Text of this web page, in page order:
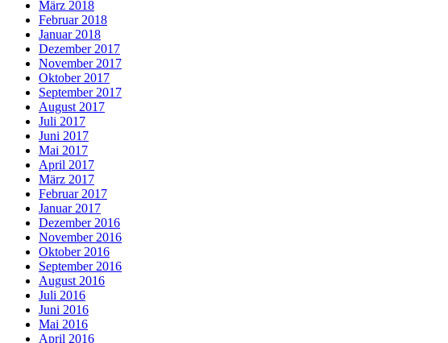
März 2018
Februar 2018
Januar 2018
Dezember 2017
November 2017
Oktober 2017
September 2017
August 2017
Juli 2017
Juni 2017
Mai 2017
April 2017
März 2017
Februar 2017
Januar 2017
Dezember 2016
November 2016
Oktober 2016
September 2016
August 2016
Juli 2016
Juni 2016
Mai 2016
April 2016